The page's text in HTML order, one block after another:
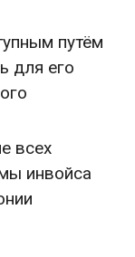
путём
для его
всех
инвойса